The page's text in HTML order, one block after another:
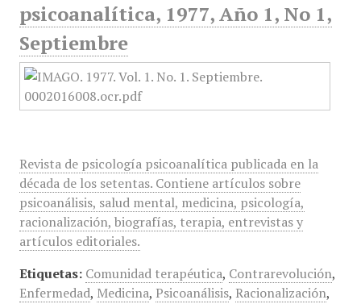
psicoanalítica, 1977, Año 1, No 1,
Septiembre
Revista de psicología psicoanalítica publicada en la
década de los setentas. Contiene artículos sobre
psicoanálisis, salud mental, medicina, psicología,
racionalización, biografías, terapia, entrevistas y
artículos editoriales.
Etiquetas: Comunidad terapéutica, Contrarevolución,
Enfermedad, Medicina, Psicoanálisis, Racionalización,